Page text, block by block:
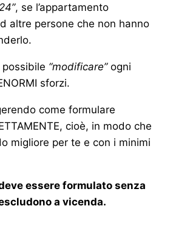
, se l’appartamento
altre persone che non hanno
“modificare”ogni
sforzi.
come formulare
cioè, in modo che
migliore per te e con i minimi
essere formulato senza
a vicenda.